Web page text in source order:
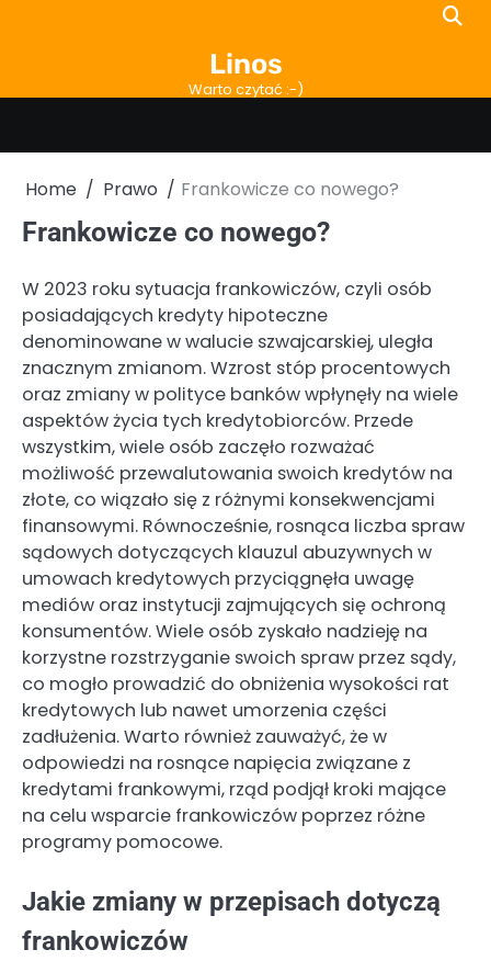
Linos
Warto czytać :-)
Home Prawo Frankowicze co nowego?
Frankowicze co nowego?
W 2023 roku sytuacja frankowiczów, czyli osób
posiadających kredyty hipoteczne
denominowane w walucie szwajcarskiej, uległa
znacznym zmianom. Wzrost stóp procentowych
oraz zmiany w polityce banków wpłynęły na wiele
aspektów życia tych kredytobiorców. Przede
wszystkim, wiele osób zaczęło rozważać
możliwość przewalutowania swoich kredytów na
złote, co wiązało się z różnymi konsekwencjami
finansowymi. Równocześnie, rosnąca liczba spraw
sądowych dotyczących klauzul abuzywnych w
umowach kredytowych przyciągnęła uwagę
mediów oraz instytucji zajmujących się ochroną
konsumentów. Wiele osób zyskało nadzieję na
korzystne rozstrzyganie swoich spraw przez sądy,
co mogło prowadzić do obniżenia wysokości rat
kredytowych lub nawet umorzenia części
zadłużenia. Warto również zauważyć, że w
odpowiedzi na rosnące napięcia związane z
kredytami frankowymi, rząd podjął kroki mające
na celu wsparcie frankowiczów poprzez różne
programy pomocowe.
Jakie zmiany w przepisach dotyczą
frankowiczów